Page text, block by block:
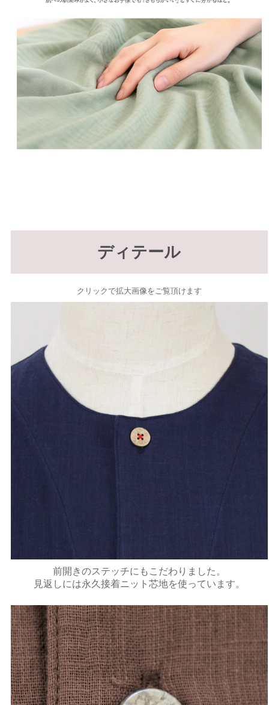
ディテール
クリックで拡大画像をご覧頂けます
前開きのステッチにもこだわりました。
見返しには永久接着ニット芯地を使っています。